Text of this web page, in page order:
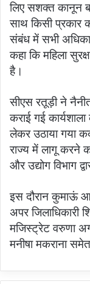
लिए सशक्त कानून
साथ किसी प्रकार
संबंध में सभी
कहा कि महिला
है।
सीएस रतूड़ी ने
कराई गई
लेकर उठाया गया
राज्य में लागू करने
और उद्योग विभाग
इस दौरान कुमाऊं
अपर जिलाधिकारी
मजिस्ट्रेट वरुणा
मनीषा मकराना